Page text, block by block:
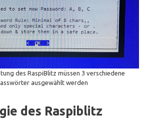
des RaspiBlitz müssen 3 verschiedene
ausgewählt werden
des Raspiblitz